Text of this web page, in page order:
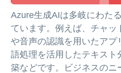
Azure生成AIは多岐にわた
ています。例えば、チャッ
や音声の認識を用いたアプ
語処理を活用したテキスト
築などです。ビジネスのニ